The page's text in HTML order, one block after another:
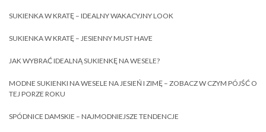
SUKIENKA W KRATĘ – IDEALNY WAKACYJNY LOOK
SUKIENKA W KRATĘ – JESIENNY MUST HAVE
JAK WYBRAĆ IDEALNĄ SUKIENKĘ NA WESELE?
MODNE SUKIENKI NA WESELE NA JESIEŃ I ZIMĘ – ZOBACZ W CZYM PÓJŚĆ O
TEJ PORZE ROKU
SPÓDNICE DAMSKIE – NAJMODNIEJSZE TENDENCJE